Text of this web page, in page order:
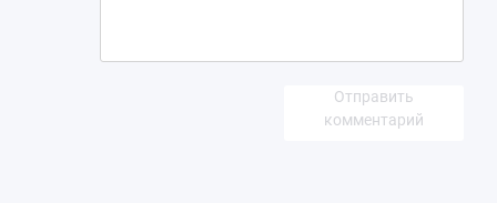
Отправить
комментарий